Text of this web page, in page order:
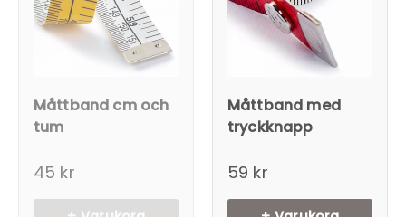
Måttband cm och
tum
45 kr
Måttband med
tryckknapp
59 kr
Logga in på ditt konto för att lägga till
produkter i din önskelista och se dina
tidigare sparade artiklar.